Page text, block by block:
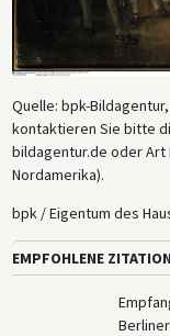
Quelle: bpk-
kontaktieren Sie bitte
bildagentur.de oder
Nordamerika).
bpk / Eigentum des
EMPFOHLENE ZITATION